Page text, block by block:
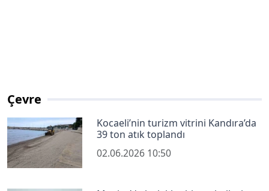
Çevre
Kocaeli’nin turizm vitrini Kandıra’da
39 ton atık toplandı
02.06.2026 10:50